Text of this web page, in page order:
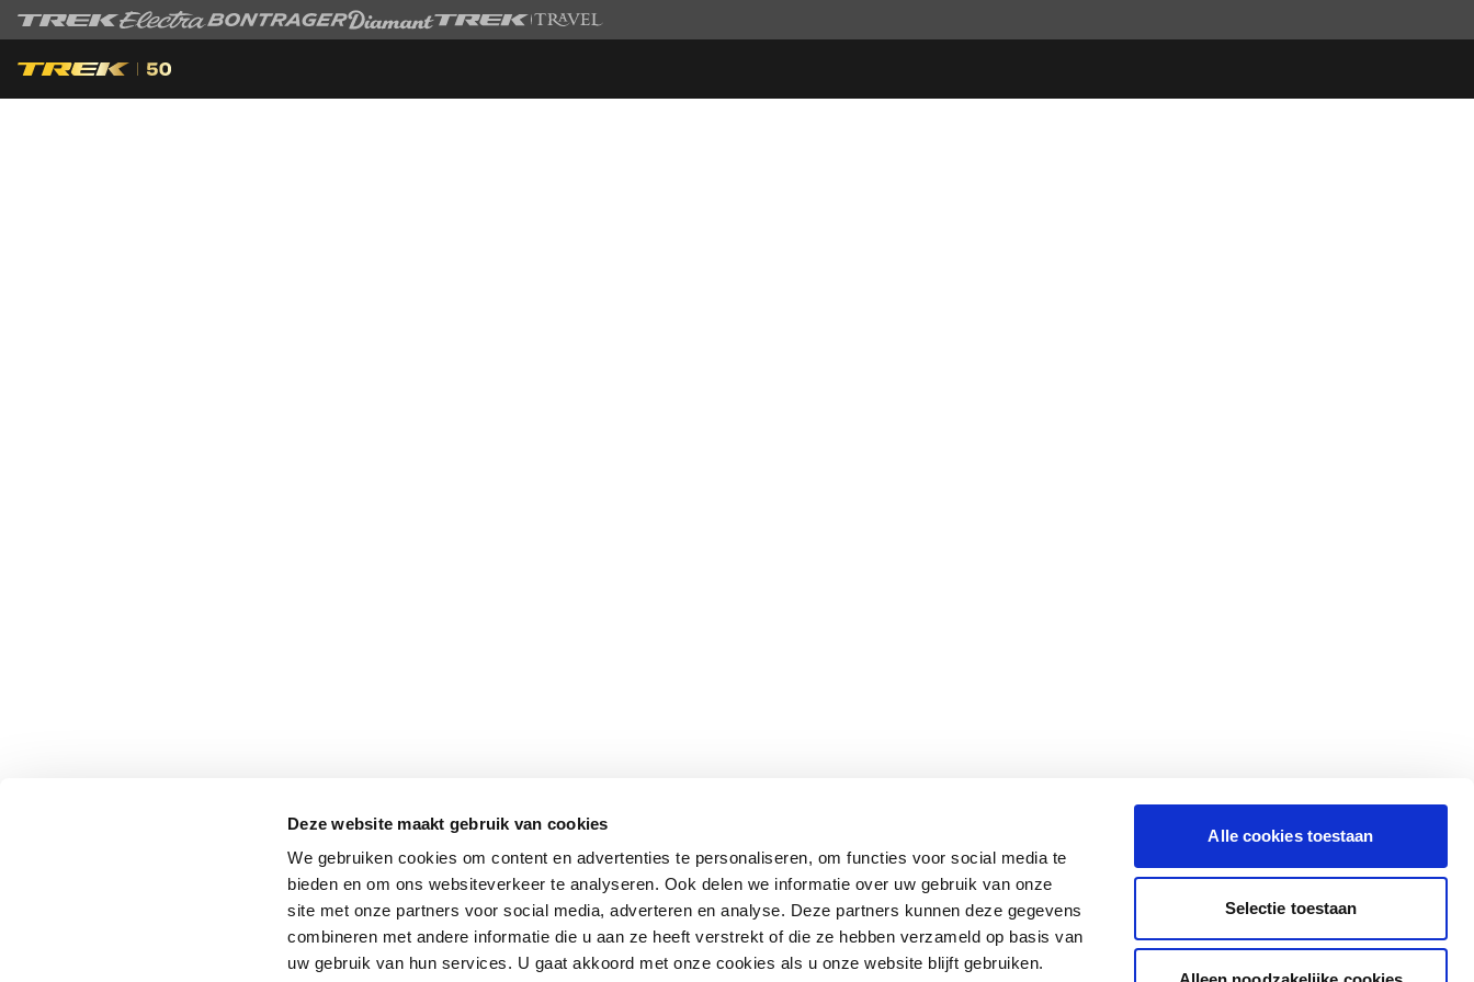
Deze website maakt gebruik van cookies
We gebruiken cookies om content en advertenties te personaliseren, om functies voor social media te
bieden en om ons websiteverkeer te analyseren. Ook delen we informatie over uw gebruik van onze
site met onze partners voor social media, adverteren en analyse. Deze partners kunnen deze gegevens
combineren met andere informatie die u aan ze heeft verstrekt of die ze hebben verzameld op basis van
uw gebruik van hun services. U gaat akkoord met onze cookies als u onze website blijft gebruiken.
Alle cookies toestaan
Selectie toestaan